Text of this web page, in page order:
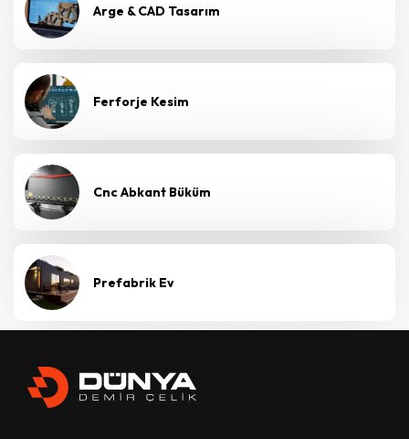
Arge & CAD Tasarım
Ferforje Kesim
Cnc Abkant Büküm
Prefabrik Ev